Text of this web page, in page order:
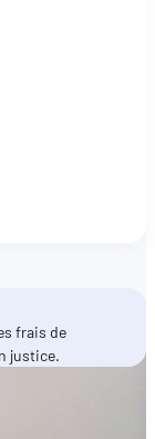
frais de
justice.